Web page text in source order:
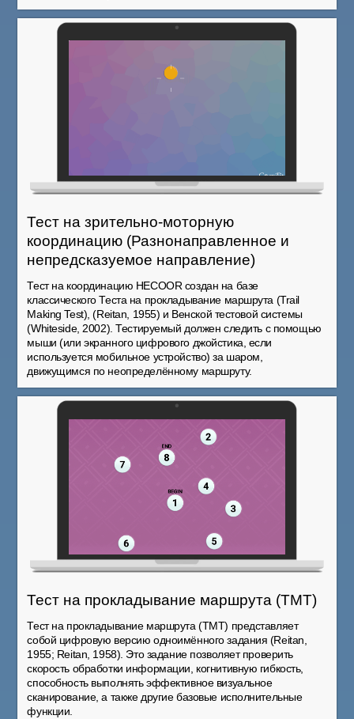
Тест на зрительно-моторную
координацию (Разнонаправленное и
непредсказуемое направление)
Тест на координацию HECOOR создан на базе
классического Теста на прокладывание маршрута (Trail
Making Test), (Reitan, 1955) и Венской тестовой системы
(Whiteside, 2002). Тестируемый должен следить с помощью
мыши (или экранного цифрового джойстика, если
используется мобильное устройство) за шаром,
движущимся по неопределённому маршруту.
Тест на прокладывание маршрута (TMT)
Тест на прокладывание маршрута (TMT) представляет
собой цифровую версию одноимённого задания (Reitan,
1955; Reitan, 1958). Это задание позволяет проверить
скорость обработки информации, когнитивную гибкость,
способность выполнять эффективное визуальное
сканирование, а также другие базовые исполнительные
функции.